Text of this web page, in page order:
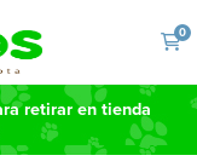
0
retirar en tienda